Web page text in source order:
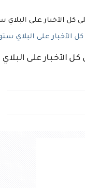
الآخبار على البلاي
الآخبار على